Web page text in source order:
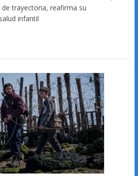
trayectoria, reafirma su
infantil